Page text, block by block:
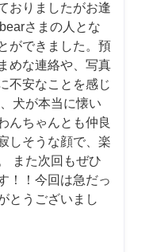
おりましたがお逢
さまの人とな
ができました。預
めな連絡や、写真
不安なことを感じ
犬が本当に懐い
んちゃんとも仲良
しそうな顔で、楽
また次回もぜひ
！！今回は急だっ
とうございまし